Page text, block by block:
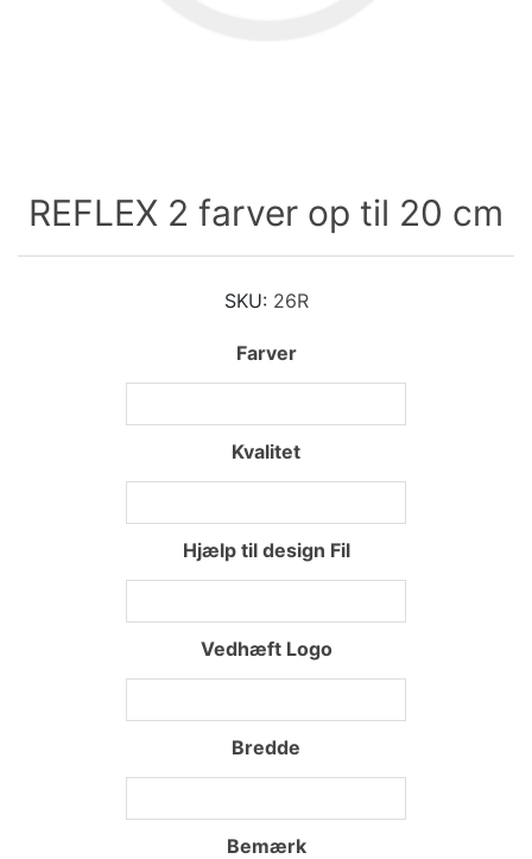
REFLEX 2 farver op til 20 cm
SKU: 26R
Farver
Kvalitet
Hjælp til design Fil
Vedhæft Logo
Bredde
Bemærk